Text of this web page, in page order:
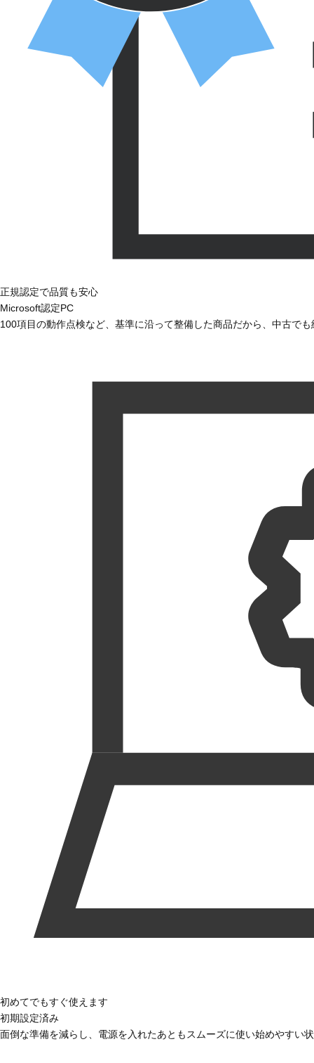
正規認定で品質も安心
Microsoft認定PC
100項目の動作点検など、基準に沿って整備した商品だから、中古で
初めてでもすぐ使えます
初期設定済み
面倒な準備を減らし、電源を入れたあともスムーズに使い始めやすい